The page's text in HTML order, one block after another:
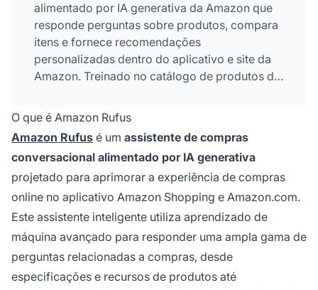
alimentado por IA generativa da Amazon que
responde perguntas sobre produtos, compara
itens e fornece recomendações
personalizadas dentro do aplicativo e site da
Amazon. Treinado no catálogo de produtos da
da web, Rufus ajuda clientes a tomar decisões
em linguagem natural.
O que é Amazon Rufus
Amazon Rufus é um assistente de compras
conversacional alimentado por IA generativa
projetado para aprimorar a experiência de compras
online no aplicativo Amazon Shopping e Amazon.com.
Este assistente inteligente utiliza aprendizado de
máquina avançado para responder uma ampla gama de
perguntas relacionadas a compras, desde
especificações e recursos de produtos até